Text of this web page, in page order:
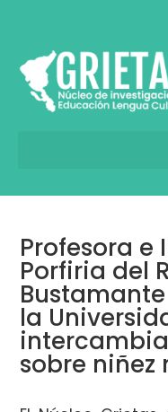
Profesora e
Porfiria del
la
sobre